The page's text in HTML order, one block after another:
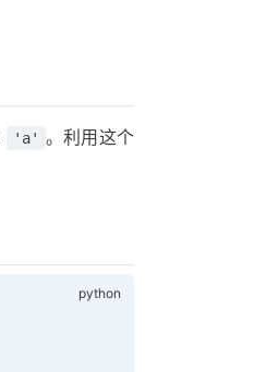
'a' 。利用这个